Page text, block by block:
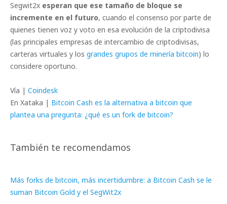
Segwit2x esperan que ese tamaño de bloque se
incremente en el futuro, cuando el consenso por parte de
quienes tienen voz y voto en esa evolución de la criptodivisa
(las principales empresas de intercambio de criptodivisas,
carteras virtuales y los grandes grupos de minería bitcoin) lo
considere oportuno.
Vía | Coindesk
En Xataka | Bitcoin Cash es la alternativa a bitcoin que
plantea una pregunta: ¿qué es un fork de bitcoin?
También te recomendamos
Más forks de bitcoin, más incertidumbre: a Bitcoin Cash se le
suman Bitcoin Gold y el SegWit2x